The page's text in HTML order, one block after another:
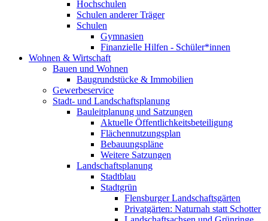
Hochschulen
Schulen anderer Träger
Schulen
Gymnasien
Finanzielle Hilfen - Schüler*innen
Wohnen & Wirtschaft
Bauen und Wohnen
Baugrundstücke & Immobilien
Gewerbeservice
Stadt- und Landschaftsplanung
Bauleitplanung und Satzungen
Aktuelle Öffentlichkeitsbeteiligung
Flächennutzungsplan
Bebauungspläne
Weitere Satzungen
Landschaftsplanung
Stadtblau
Stadtgrün
Flensburger Landschaftsgärten
Privatgärten: Naturnah statt Schotter